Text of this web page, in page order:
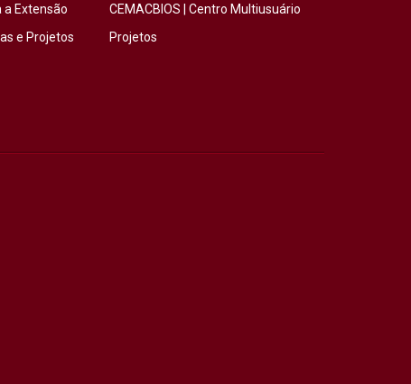
a Extensão
e Projetos
CEMACBIOS | Centro Multiusuário
Projetos